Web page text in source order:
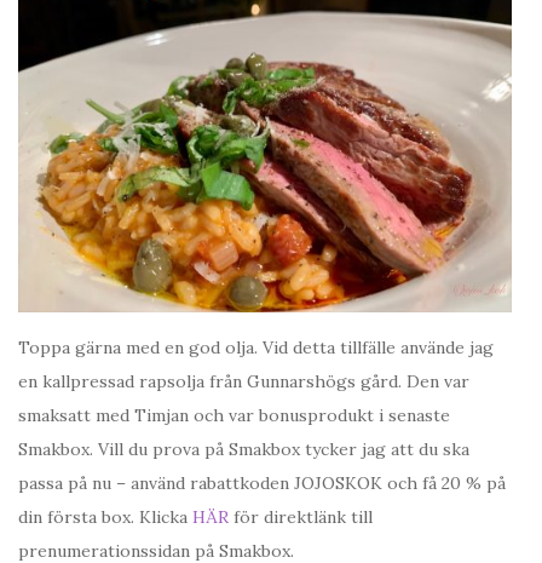
Toppa gärna med en god olja. Vid detta tillfälle använde jag
en kallpressad rapsolja från Gunnarshögs gård. Den var
smaksatt med Timjan och var bonusprodukt i senaste
Smakbox. Vill du prova på Smakbox tycker jag att du ska
passa på nu – använd rabattkoden JOJOSKOK och få 20 % på
din första box. Klicka HÄR för direktlänk till
prenumerationssidan på Smakbox.